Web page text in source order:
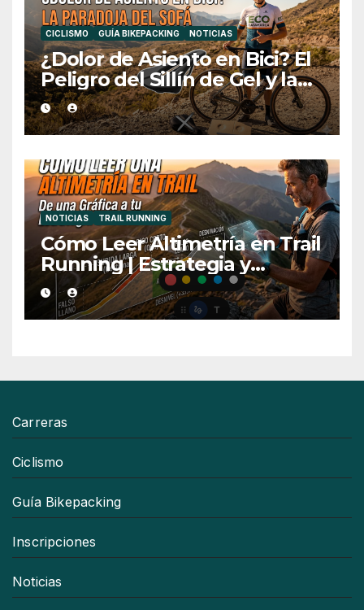
CICLISMO GUÍA BIKEPACKING NOTICIAS
¿Dolor de Asiento en Bici? El
Peligro del Sillín de Gel y la
Medida Ideal
NOTICIAS TRAIL RUNNING
Cómo Leer Altimetría en Trail
Running | Estrategia y
Consejos
Carreras
Ciclismo
Guía Bikepacking
Inscripciones
Noticias